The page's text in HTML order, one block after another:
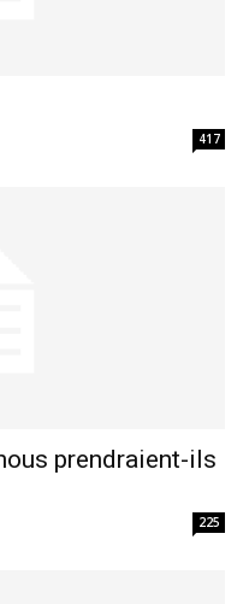
417
prendraient-ils
225